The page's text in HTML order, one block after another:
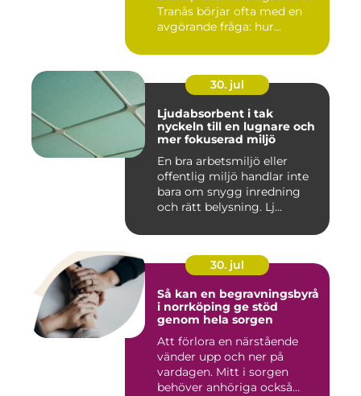
Tranås börjar ofta med en
avgörande fråga: hur...
30. jul
Ljudabsorbent i tak
nyckeln till en lugnare och
mer fokuserad miljö
En bra arbetsmiljö eller
offentlig miljö handlar inte
bara om snygg inredning
och rätt belysning. Lj...
30. jul
Så kan en begravningsbyrå
i norrköping ge stöd
genom hela sorgen
Att förlora en närstående
vänder upp och ner på
vardagen. Mitt i sorgen
behöver anhöriga också